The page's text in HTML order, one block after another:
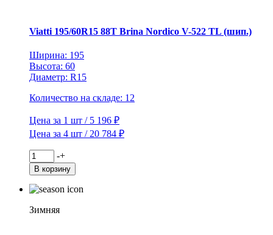
TL
Viatti 195/60R15 88T Brina Nordico V-522 TL (шип.)
Ширина: 195
Высота: 60
Диаметр: R15
Количество на складе: 12
Цена за 1 шт / 5 196 ₽
Цена за 4 шт / 20 784 ₽
Количество
товара
Viatti
195/60R15
Brina
-+
В корзину
Зимняя